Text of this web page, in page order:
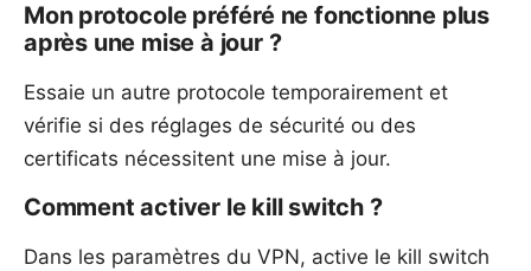
Mon protocole préféré ne fonctionne plus
après une mise à jour ?
Essaie un autre protocole temporairement et
vérifie si des réglages de sécurité ou des
certificats nécessitent une mise à jour.
Comment activer le kill switch ?
Dans les paramètres du VPN, active le kill switch